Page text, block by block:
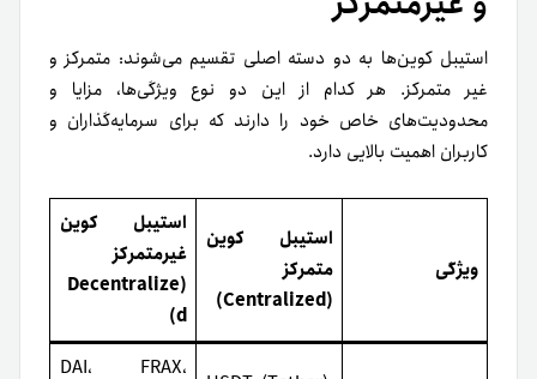
نحوه تثبیت قیمت
(مثلاً دلار یا اوراق
بهادار)
مکانیزم‌های
خودتعدیلی
توسط یک سازمان
کنترل می‌شود
کنترل از طریق
شبکه
محدود به
گزارش‌های شرکت
و حسابرسی‌ها
کاملاً شفاف،
تراکنش‌ها و ذخایر
روی بلاکچین قابل
مشاهده است